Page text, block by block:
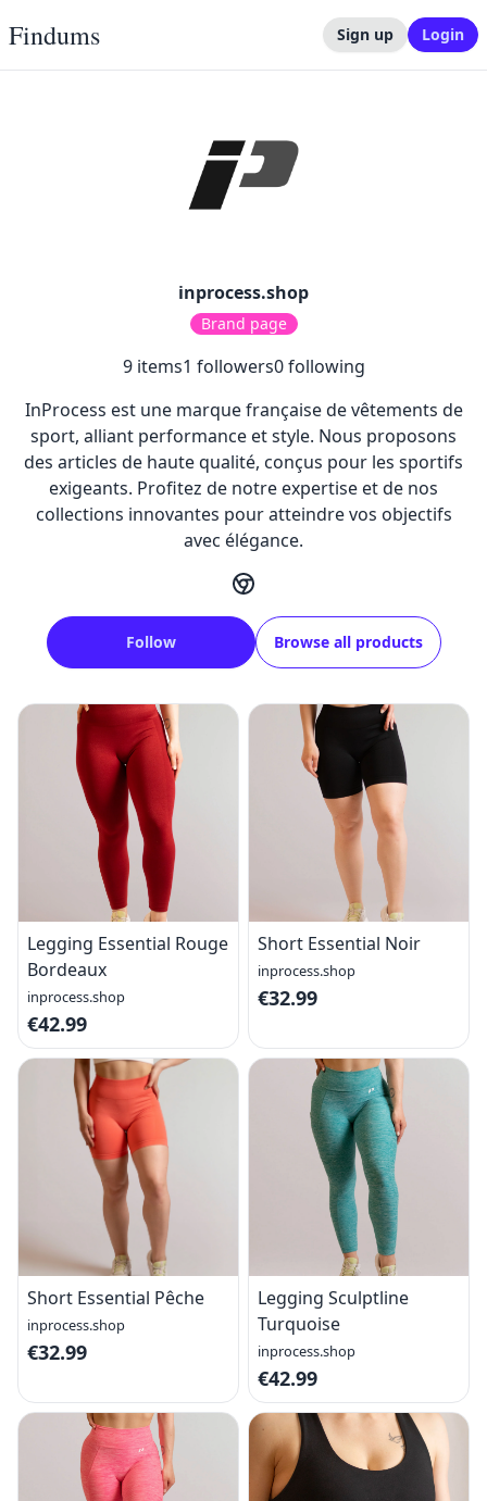
Findums Sign up Login
inprocess.shop
Brand page
9items1 followers0following
InProcess est une marque française de vêtements de
sport, alliant performance et style. Nous proposons
des articles de haute qualité, conçus pour les sportifs
exigeants. Profitez de notre expertise et de nos
collections innovantes pour atteindre vos objectifs
avec élégance.
Follow Browse all products
Legging Essential Rouge
Bordeaux
inprocess.shop
€42.99
Short Essential Noir
inprocess.shop
€32.99
Short Essential Pêche
inprocess.shop
€32.99
Legging Sculptline
Turquoise
inprocess.shop
€42.99